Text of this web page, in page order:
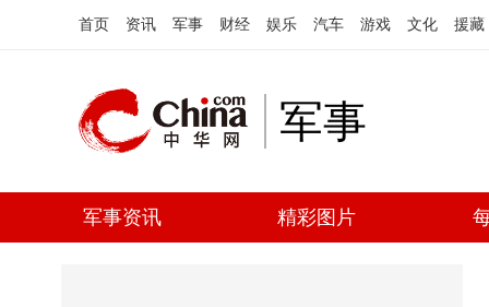
首页 资讯 军事 财经 娱乐 汽车 游戏 文化 援藏
军事
军事资讯 精彩图片